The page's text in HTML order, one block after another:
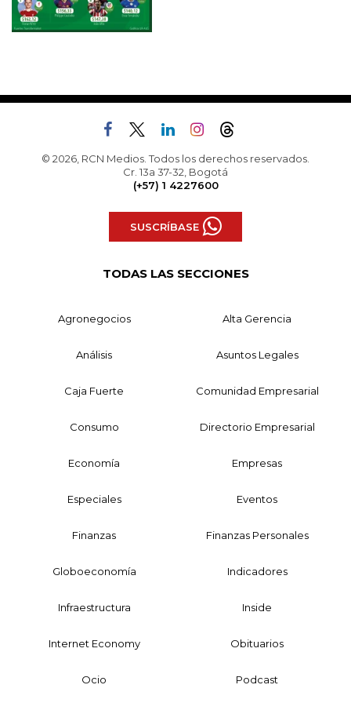
© 2026, RCN Medios. Todos los derechos reservados.
Cr. 13a 37-32, Bogotá
(+57) 1 4227600
SUSCRÍBASE
TODAS LAS SECCIONES
Agronegocios Alta Gerencia
Análisis Asuntos Legales
Caja Fuerte Comunidad Empresarial
Consumo Directorio Empresarial
Economía Empresas
Especiales Eventos
Finanzas Finanzas Personales
Globoeconomía Indicadores
Infraestructura Inside
Internet Economy Obituarios
Ocio Podcast